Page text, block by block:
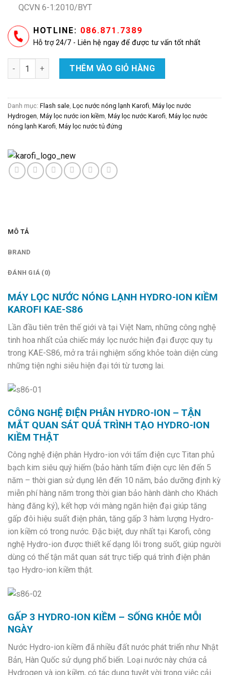
QCVN 6-1:2010/BYT
HOTLINE: 086.871.7389
Hỗ trợ 24/7 - Liên hệ ngay để được tư vấn tốt nhất
Máy lọc nước nóng lạnh Hydro-ion kiềm Karofi KAE-S86 số
THÊM VÀO GIỎ HÀNG
Danh mục: Flash sale, Lọc nước nóng lạnh Karofi, Máy lọc nước
Hydrogen, Máy lọc nước ion kiềm, Máy lọc nước Karofi, Máy lọc nước
nóng lạnh Karofi, Máy lọc nước tủ đứng
MÔ TẢ
BRAND
ĐÁNH GIÁ (0)
MÁY LỌC NƯỚC NÓNG LẠNH HYDRO-ION KIỀM
KAROFI KAE-S86
Lần đầu tiên trên thế giới và tại Việt Nam, những công nghệ
tinh hoa nhất của chiếc máy lọc nước hiện đại được quy tụ
trong KAE-S86, mở ra trải nghiệm sống khỏe toàn diện cùng
những tiện nghi siêu hiện đại tới từ tương lai.
CÔNG NGHỆ ĐIỆN PHÂN HYDRO-ION – TẬN
MẮT QUAN SÁT QUÁ TRÌNH TẠO HYDRO-ION
KIỀM THẬT
Công nghệ điện phân Hydro-ion với tấm điện cực Titan phủ
bạch kim siêu quý hiếm (bảo hành tấm điện cực lên đến 5
năm – thời gian sử dụng lên đến 10 năm, bảo dưỡng định kỳ
miễn phí hàng năm trong thời gian bảo hành dành cho Khách
hàng đăng ký), kết hợp với màng ngăn hiện đại giúp tăng
gấp đôi hiệu suất điện phân, tăng gấp 3 hàm lượng Hydro-
ion kiềm có trong nước. Đặc biệt, duy nhất tại Karofi, công
nghệ Hydro-ion được thiết kế dạng lõi trong suốt, giúp người
dùng có thể tận mắt quan sát trực tiếp quá trình điện phân
tạo Hydro-ion kiềm thật.
GẤP 3 HYDRO-ION KIỀM – SỐNG KHỎE MỖI
NGÀY
Nước Hydro-ion kiềm đã nhiều đất nước phát triển như Nhật
Bản, Hàn Quốc sử dụng phổ biến. Loại nước này chứa cả
Hydrogen và ion kiềm, có tác dụng tuyệt vời trong việc cải